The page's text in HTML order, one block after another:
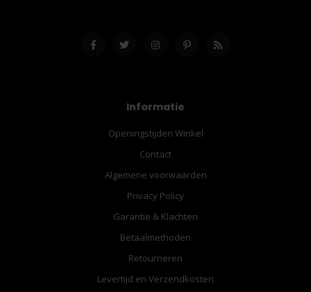
Informatie
Openingstijden Winkel
Contact
Algemene voorwaarden
Privacy Policy
Garantie & Klachten
Betaalmethoden
Retourneren
Levertijd en Verzendkosten